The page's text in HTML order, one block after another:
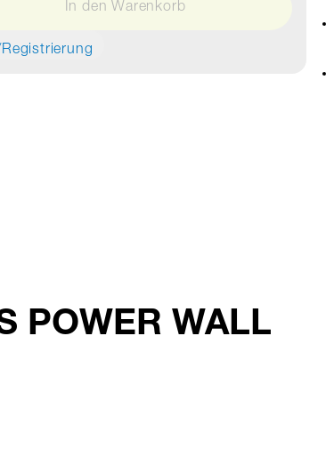
In den Warenkorb
POWER WALL